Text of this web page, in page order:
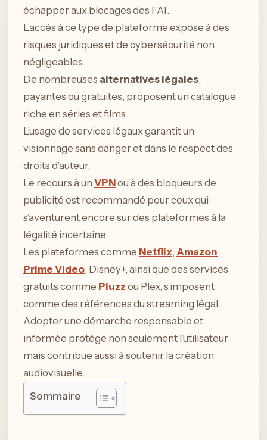
échapper aux blocages des FAI.
L’accès à ce type de plateforme expose à des
risques juridiques et de cybersécurité non
négligeables.
De nombreuses alternatives légales,
payantes ou gratuites, proposent un catalogue
riche en séries et films.
L’usage de services légaux garantit un
visionnage sans danger et dans le respect des
droits d’auteur.
Le recours à un VPNou à des bloqueurs de
publicité est recommandé pour ceux qui
s’aventurent encore sur des plateformes à la
légalité incertaine.
Les plateformes comme Netflix, Amazon
Prime Video, Disney+, ainsi que des services
gratuits comme Pluzz ou Plex, s’imposent
comme des références du streaming légal.
Adopter une démarche responsable et
informée protège non seulement l’utilisateur
mais contribue aussi à soutenir la création
audiovisuelle.
Sommaire